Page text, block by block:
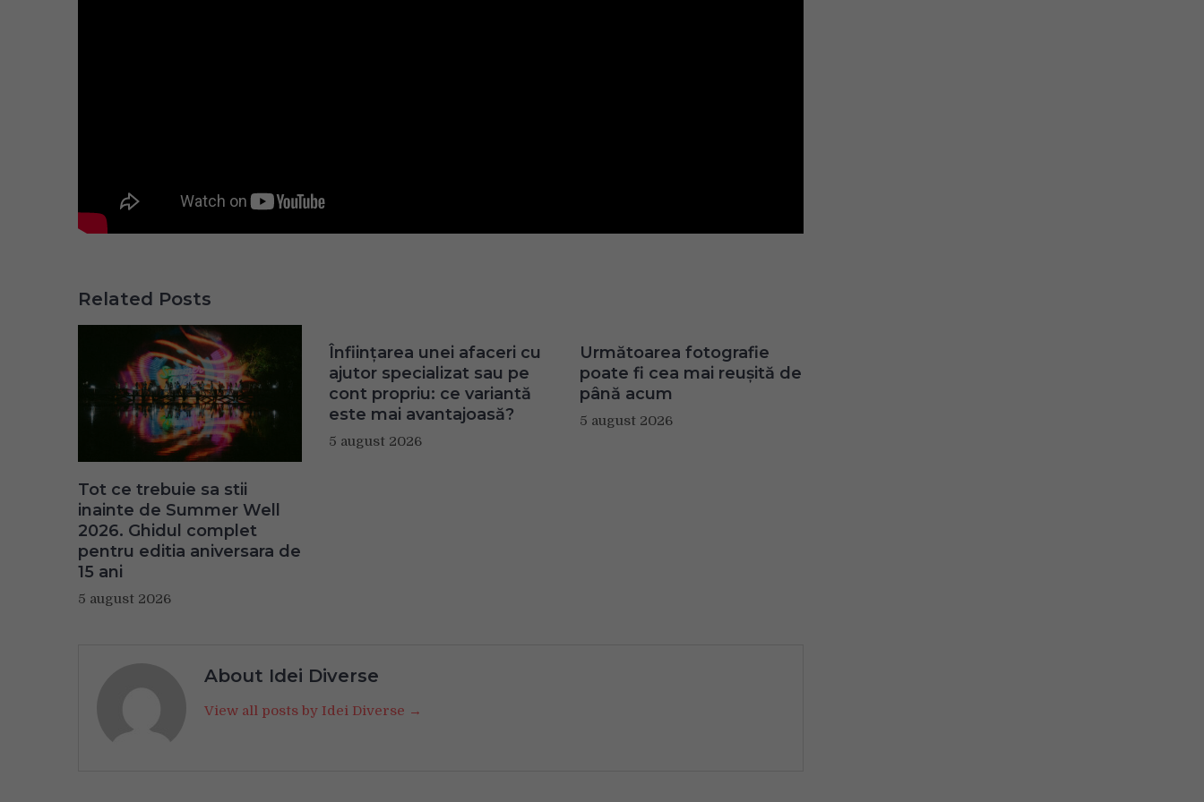
Related Posts
Tot ce trebuie sa stii
inainte de Summer Well
2026. Ghidul complet
pentru editia aniversara de
15 ani
5 august 2026
Înființarea unei afaceri cu
ajutor specializat sau pe
cont propriu: ce variantă
este mai avantajoasă?
5 august 2026
Următoarea fotografie
poate fi cea mai reușită de
până acum
5 august 2026
About Idei Diverse
View all posts by Idei Diverse →